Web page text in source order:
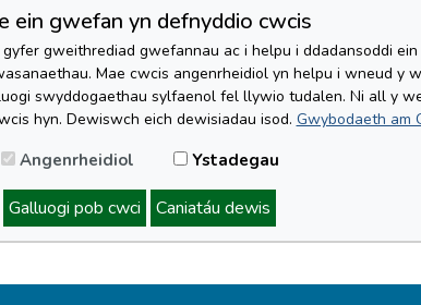
ein gwefan yn defnyddio cwcis
gweithrediad gwefannau ac i helpu i ddadansoddi
Mae cwcis angenrheidiol yn helpu i wneud y
swyddogaethau sylfaenol fel llywio tudalen. Ni all y
hyn. Dewiswch eich dewisiadau isod. Gwybodaeth am
Angenrheidiol Ystadegau
Galluogi pob cwci Caniatáu dewis